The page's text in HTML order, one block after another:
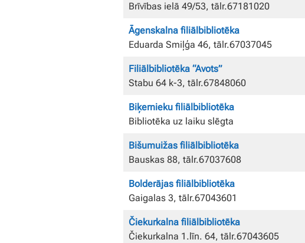
Brīvības ielā 49/53, tālr.67181020
Āgenskalna filiālbibliotēka
Eduarda Smiļģa 46, tālr.67037045
Filiālbibliotēka “Avots”
Stabu 64 k-3, tālr.67848060
Biķernieku filiālbibliotēka
Bibliotēka uz laiku slēgta
Bišumuižas filiālbibliotēka
Bauskas 88, tālr.67037608
Bolderājas filiālbibliotēka
Gaigalas 3, tālr.67043601
Čiekurkalna filiālbibliotēka
Čiekurkalna 1.līn. 64, tālr.67043605